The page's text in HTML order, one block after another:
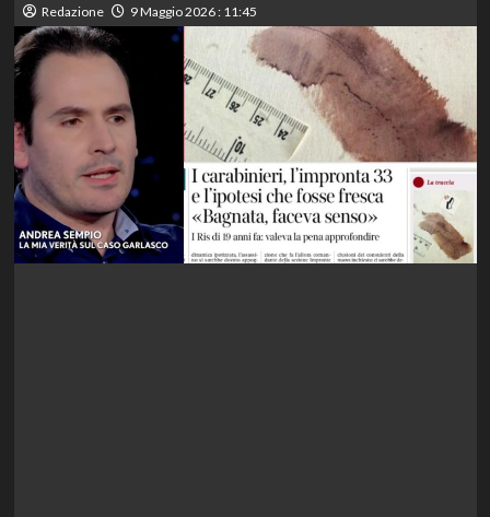
Redazione 9 Maggio 2026 : 11:45